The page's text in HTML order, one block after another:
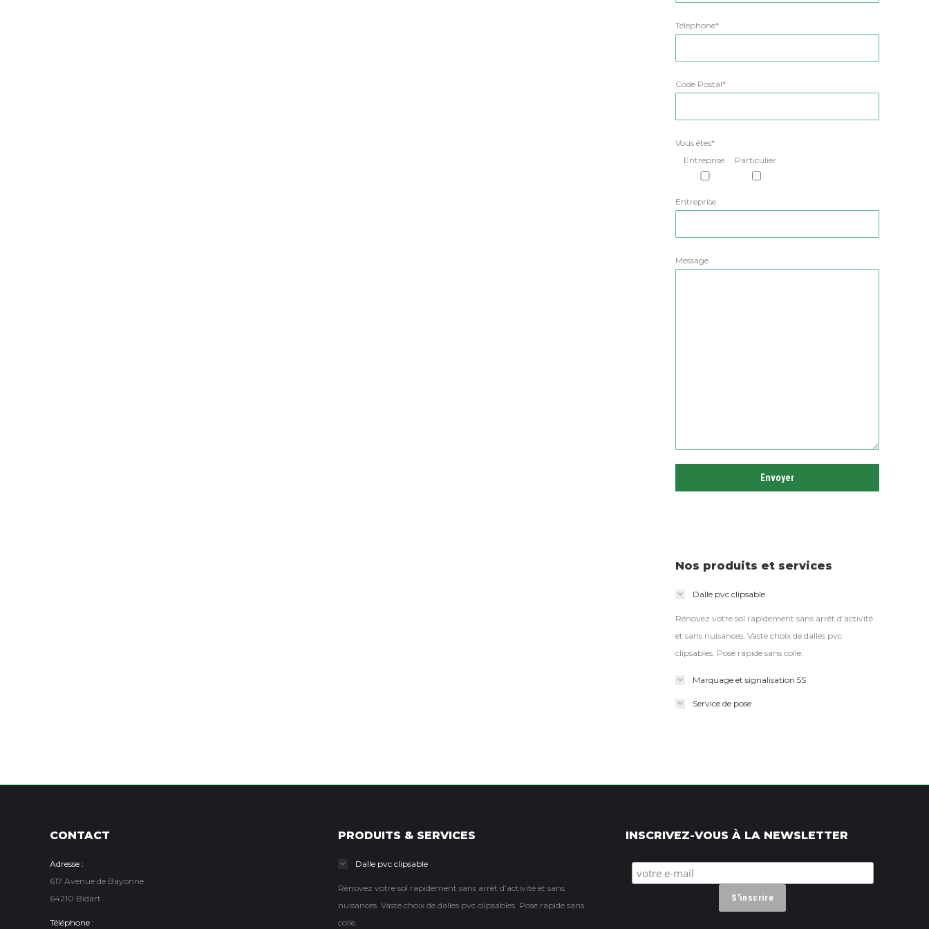
Téléphone*
Code Postal*
Vous êtes*
Entreprise
Particulier
Entreprise
Message
Nos produits et services
Dalle pvc clipsable
Rénovez votre sol rapidement sans arrêt d’activité
et sans nuisances. Vaste choix de dalles pvc
clipsables. Pose rapide sans colle.
Marquage et signalisation 5S
Service de pose
CONTACT
Adresse :
617 Avenue de Bayonne
64210 Bidart
Téléphone :
PRODUITS & SERVICES
Dalle pvc clipsable
Rénovez votre sol rapidement sans arrêt d’activité et sans
nuisances. Vaste choix de dalles pvc clipsables. Pose rapide sans
colle.
INSCRIVEZ-VOUS À LA NEWSLETTER